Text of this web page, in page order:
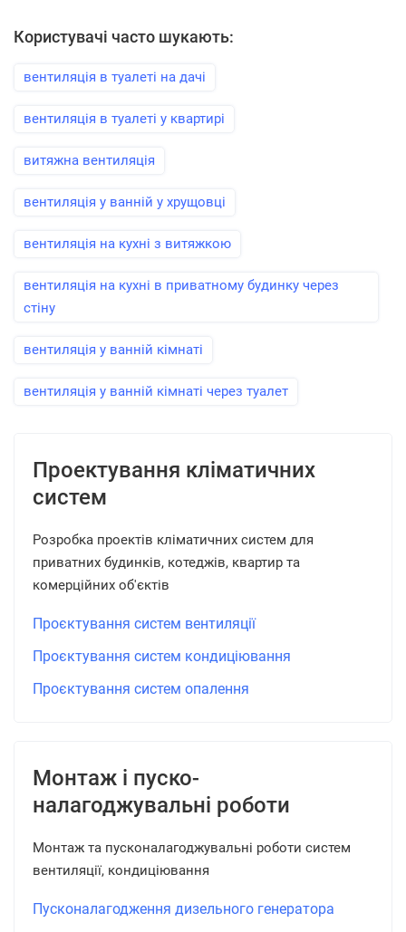
Користувачі часто шукають:
вентиляція в туалеті на дачі
вентиляція в туалеті у квартирі
витяжна вентиляція
вентиляція у ванній у хрущовці
вентиляція на кухні з витяжкою
вентиляція на кухні в приватному будинку через
стіну
вентиляція у ванній кімнаті
вентиляція у ванній кімнаті через туалет
Проектування кліматичних
систем
Розробка проектів кліматичних систем для
приватних будинків, котеджів, квартир та
комерційних об'єктів
Проєктування систем вентиляції
Проєктування систем кондиціювання
Проєктування систем опалення
Монтаж і пуско-
налагоджувальні роботи
Монтаж та пусконалагоджувальні роботи систем
вентиляції, кондиціювання
Пусконалагодження дизельного генератора